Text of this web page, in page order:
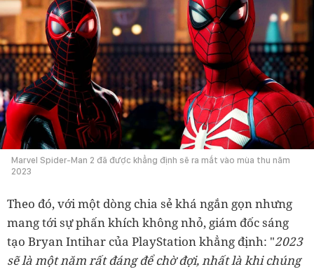
Marvel Spider-Man 2 đã được khẳng định sẽ ra mắt vào mùa thu năm
2023
Theo đó, với một dòng chia sẻ khá ngắn gọn nhưng
mang tới sự phấn khích không nhỏ, giám đốc sáng
tạo Bryan Intihar của PlayStation khẳng định: "2023
sẽ là một năm rất đáng để chờ đợi, nhất là khi chúng